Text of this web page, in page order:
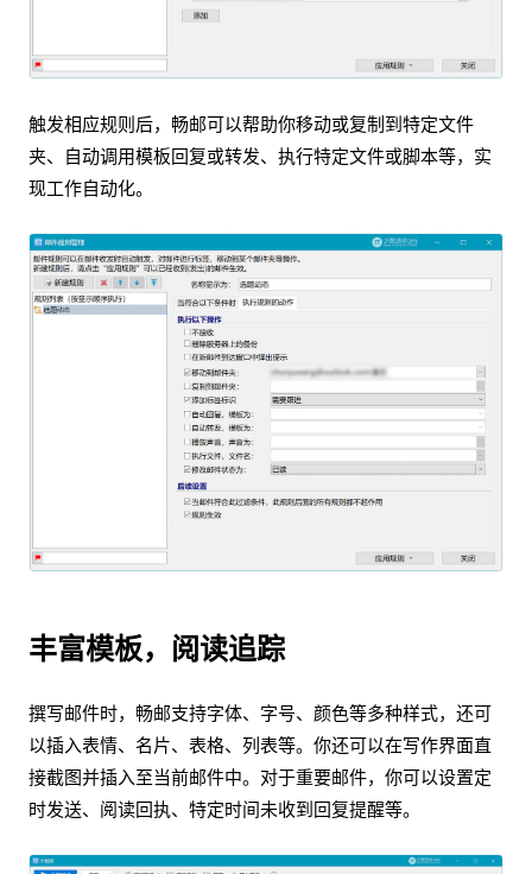
触发相应规则后，畅邮可以帮助你移动或复制到特定文件
夹、自动调用模板回复或转发、执行特定文件或脚本等，实
现工作自动化。
丰富模板，阅读追踪
撰写邮件时，畅邮支持字体、字号、颜色等多种样式，还可
以插入表情、名片、表格、列表等。你还可以在写作界面直
接截图并插入至当前邮件中。对于重要邮件，你可以设置定
时发送、阅读回执、特定时间未收到回复提醒等。